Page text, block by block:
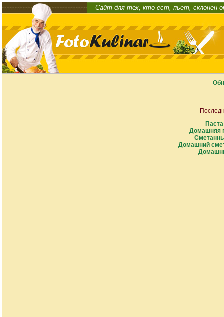
Сайт для тех, кто ест, пьет, склонен
Домашняя
Домашний